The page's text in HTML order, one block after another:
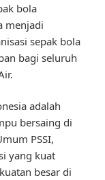
bola
menjadi
sepak bola
bagi seluruh
adalah
bersaing di
PSSI,
yang kuat
besar di